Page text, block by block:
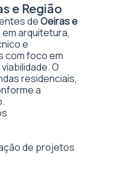
e Região
deOeiras e
arquitetura,
e
com foco em
O
residenciais,
a
de projetos